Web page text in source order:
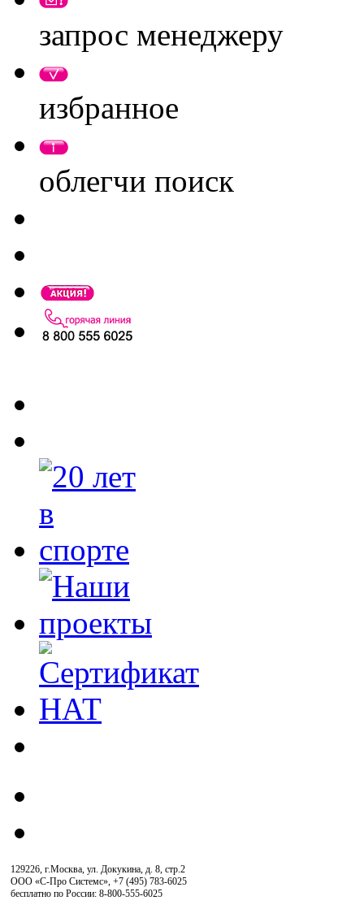
запрос менеджеру
избранное
облегчи поиск
129226, г.Москва, ул. Докукина, д. 8, стр.2
ООО «С-Про Системс», +7 (495) 783-6025
бесплатно по России: 8-800-555-6025